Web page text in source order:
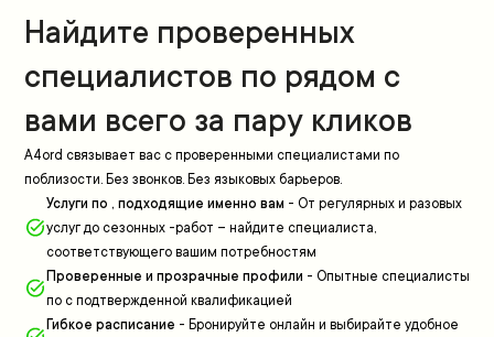
Найдите проверенных
специалистов по рядом с
вами всего за пару кликов
A4ord связывает вас с проверенными специалистами по
поблизости. Без звонков. Без языковых барьеров.
Услуги по , подходящие именно вам - От регулярных и разовых
услуг до сезонных -работ – найдите специалиста,
соответствующего вашим потребностям
Проверенные и прозрачные профили - Опытные специалисты
по с подтвержденной квалификацией
Гибкое расписание - Бронируйте онлайн и выбирайте удобное